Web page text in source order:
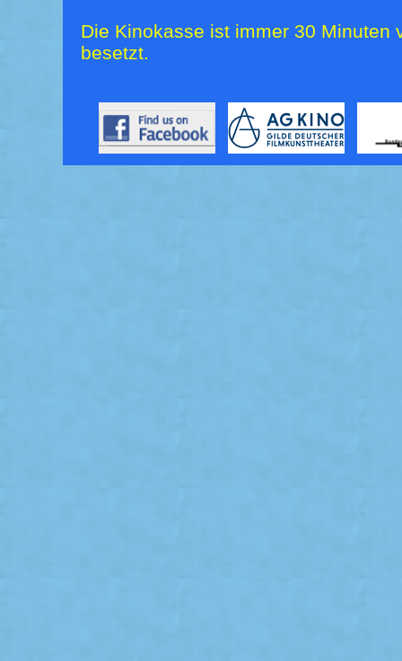
Die Kinokasse ist immer 30 Minuten
besetzt.